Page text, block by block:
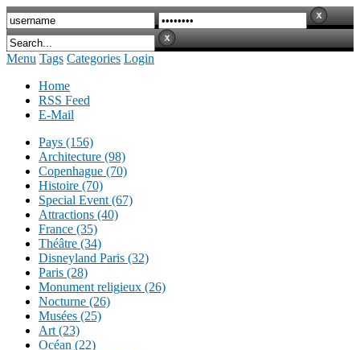
Menu Tags Categories Login
Home
RSS Feed
E-Mail
Pays (156)
Architecture (98)
Copenhague (70)
Histoire (70)
Special Event (67)
Attractions (40)
France (35)
Théâtre (34)
Disneyland Paris (32)
Paris (28)
Monument religieux (26)
Nocturne (26)
Musées (25)
Art (23)
Océan (22)